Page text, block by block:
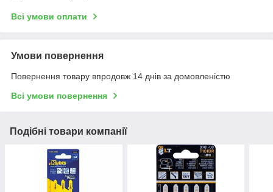
Всі умови оплати
Умови повернення
Повернення товару впродовж 14 днів за домовленістю
Всі умови повернення
Подібні товари компанії